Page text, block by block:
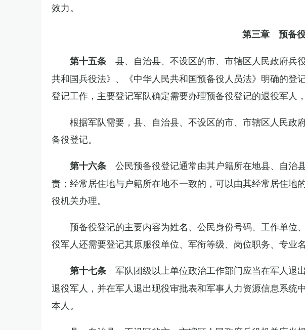
效力。
第三章 预备
第十五条 县、自治县、不设区的市、市辖区人民政府兵
共和国兵役法》、《中华人民共和国预备役人员法》明确的登
登记工作，主要登记军队确定需要办理预备役登记的退役军人
根据军队需要，县、自治县、不设区的市、市辖区人民政
备役登记。
第十六条 公民预备役登记通常由其户籍所在地县、自治
责；经常居住地与户籍所在地不一致的，可以由其经常居住地
役机关办理。
预备役登记的主要内容为姓名、公民身份号码、工作单位
役军人还需要登记其原服役单位、军衔等级、岗位职务、专业
第十七条 军队团级以上单位政治工作部门应当在军人退
退役军人，并在军人退出现役审批表和军事人力资源信息系统
本人。